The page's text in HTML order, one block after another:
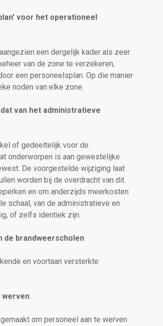
voor het operationeel
een dergelijk kader als zeer
van de zone te verzekeren,
een personeelsplan. Op die manier
noden van elke zone.
van het administratieve
of gedeeltelijk voor de
onderworpen is aan gewestelijke
De voorgestelde wijziging laat
worden bij de overdracht van dit
en om anderzijds meerkosten
schaal, van de administratieve en
of zelfs identiek zijn.
de brandweerscholen
en voortaan versterkte
werven
om personeel aan te werven